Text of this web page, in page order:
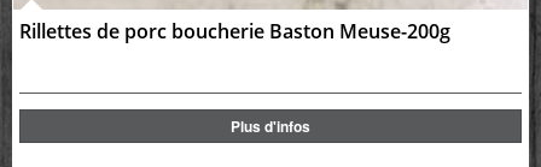
Rillettes de porc boucherie Baston Meuse-200g
Plus d'infos